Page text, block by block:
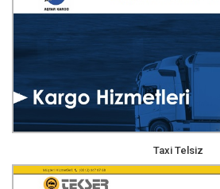
Taxi Telsiz